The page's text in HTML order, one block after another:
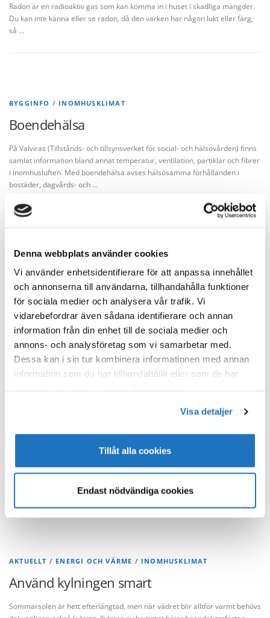
Denna webbplats använder cookies
Vi använder enhetsidentifierare för att anpassa innehållet
och annonserna till användarna, tillhandahålla funktioner
för sociala medier och analysera vår trafik. Vi
vidarebefordrar även sådana identifierare och annan
information från din enhet till de sociala medier och
annons- och analysföretag som vi samarbetar med.
Dessa kan i sin tur kombinera informationen med annan
information som du har tillhandahållit eller som de har
Visa detaljer
Tillåt alla cookies
Endast nödvändiga cookies
Radon är en radioaktiv gas som kan komma in i huset i skadliga mängder.
Du kan inte känna eller se radon, då den varken har någon lukt eller färg,
så …
BYGGINFO / INOMHUSKLIMAT
Boendehälsa
På Valviras (Tillstånds- och tillsynsverket för social- och hälsovården) finns
samlat information bland annat temperatur, ventilation, partiklar och fibrer
i inomhusluften. Med boendehälsa avses hälsosamma förhållanden i
bostäder, dagvårds- och …
BYGGINFO/INOMHUSKLIMAT/ ÖVRIGT
Bra information om småhus och höghus
från olika årtionden
Statsrådet beslöt den 24 februari 2009 att sätta igång åtgärdsprogrammet
Fukt- och mögeltalko. Det var ett femårigt verksamhetsprogram med syftet
att inleda en totalrenovering av byggnadsbeståndet i Finland genom att …
Kriterier för luftrenare
I och med coronapandemin har betydelsen av ett bra inneklimat fått allt
större uppmärksamhet. Många lägger vikt vid hur ren den luft är som vi
andas. Detta har ökat även …
AKTUELLT / ENERGI OCH VÄRME / INOMHUSKLIMAT
Använd kylningen smart
Sommarsolen är hett efterlängtad, men när vädret blir alltför varmt behövs